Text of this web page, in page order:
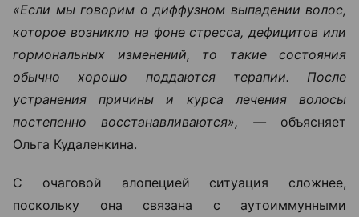
«Если мы говорим о диффузном выпадении волос,
которое возникло на фоне стресса, дефицитов или
гормональных изменений, то такие состояния
обычно хорошо поддаются терапии. После
устранения причины и курса лечения волосы
постепенно восстанавливаются», —объясняет
Ольга Кудаленкина.
С очаговой алопецией ситуация сложнее,
поскольку она связана с аутоиммунными